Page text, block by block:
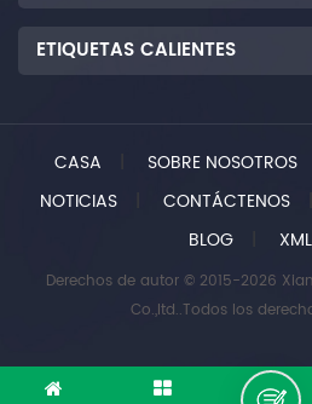
ETIQUETAS CALIENTES
CASA SOBRE NOSOTROS
NOTICIAS
CONTÁCTENOS
BLOG
XML
Derechos de autor © 2015-2026
Co.,ltd..Todos los